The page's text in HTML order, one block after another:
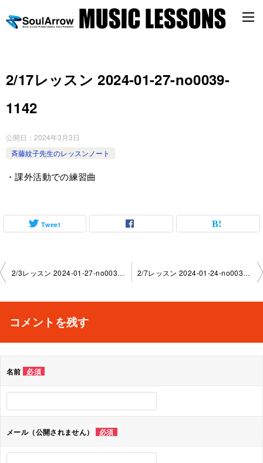
2/17レッスン 2024-01-27-no0039-
1142
公開日： 2024年3月3日
斉藤紋子先生のレッスンノート
・課外活動での練習曲
Tweet
投
ビ
シ
ョ
ン
2/3レッスン 2024-01-27-no0039-1142 2/7レッスン 2024-01-24-no0039-1130
コメントを残す
名前 必須
メール（公開されません） 必須